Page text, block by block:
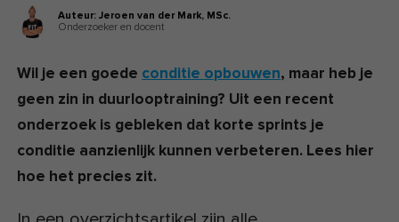
Auteur: Jeroen van der Mark, MSc.
Onderzoeker en docent
Wil je een goede conditie opbouwen, maar heb je
geen zin in duurlooptraining? Uit een recent
onderzoek is gebleken dat korte sprints je
conditie aanzienlijk kunnen verbeteren. Lees hier
hoe het precies zit.